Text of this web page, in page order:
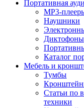
Портативная
MP3-
Наушники
Диктофоны
Каталог
Мебель и
Тумбы
Статьи по
техники